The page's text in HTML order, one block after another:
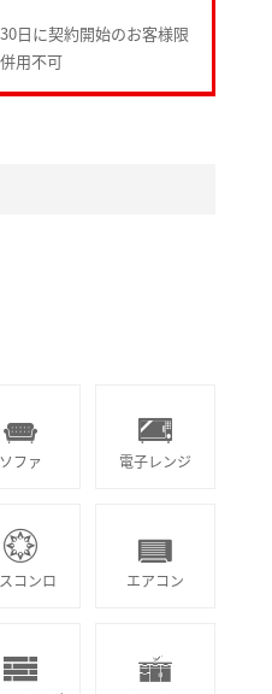
日に契約開始のお客様限
用不可
ソファ 電子レンジ
コンロ エアコン